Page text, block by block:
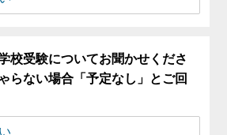
校受験についてお聞かせくださ
らない場合「予定なし」とご回